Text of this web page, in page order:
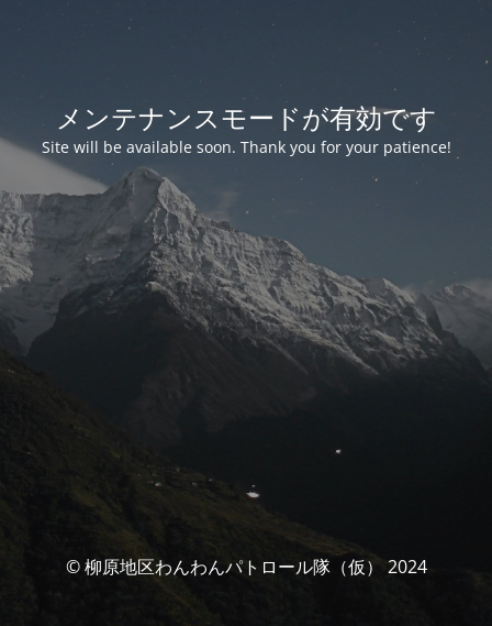
メンテナンスモードが有効です
Site will be available soon. Thank you for your patience!
© 柳原地区わんわんパトロール隊（仮） 2024